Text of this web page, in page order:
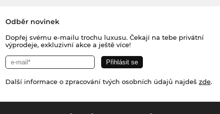
Odběr novinek
Dopřej svému e-mailu trochu luxusu. Čekají na tebe privátní
výprodeje, exkluzivní akce a ještě více!
Další informace o zpracování tvých osobních údajů najdeš zde.